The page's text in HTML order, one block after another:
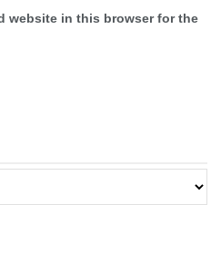
website in this browser for the